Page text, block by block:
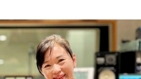
ことってなかなか……本当に
うなことをされている女性
している制度や行政サービス
支えられています。暮らしの
心を守りながら「国のミライ
割を担っています。人事院も
1つです。